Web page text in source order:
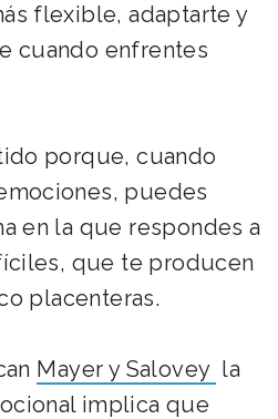
flexible, adaptarte y
cuando enfrentes
porque, cuando
puedes
en la que respondes a
que te producen
placenteras.
Mayer y Salovey la
implica que